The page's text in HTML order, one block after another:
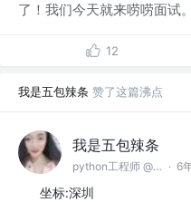
了！我们今天就来唠唠面试
12
我是五包辣条 赞了这篇沸点
我是五包辣条
python工程师 @百度 · 6
坐标:深圳